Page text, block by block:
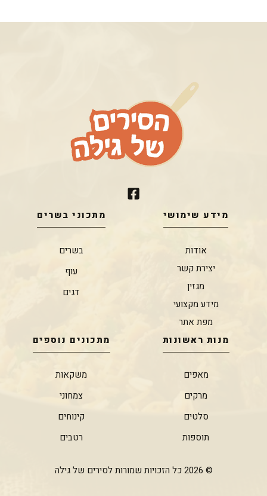
מידע שימושי
אודות
יצירת קשר
מגזין
מידע מקצועי
מפת אתר
מתכוני בשרים
בשרים
עוף
דגים
מנות ראשונות
מאפים
מרקים
סלטים
תוספות
מתכונים נוספים
משקאות
צמחוני
קינוחים
רטבים
© 2026 כל הזכויות שמורות לסירים של גילה